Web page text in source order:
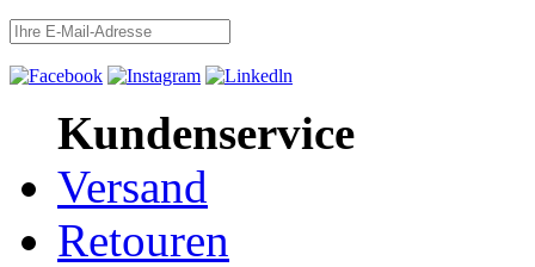
Kundenservice
Versand
Retouren